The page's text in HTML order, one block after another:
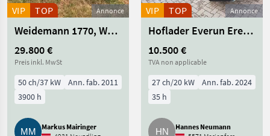
Vehicules
Agricoles
A Moteur
Chargeurs
De Ferme
CHOISIR
UNE
CATÉGORIE
Sonstige
104
Annonce
VIP TOP
Weidemann 1770, Wacker Neuson WL 30
29.800 €
Preis inkl. MwSt
50 ch/37 kW
Ann. fab. 2011
3900 h
Markus Mairinger
Annonce
VIP TOP
Hoflader Everun Erel05
10.500 €
TVA non applicable
27 ch/20 kW
Ann. fab. 2024
35 h
Hannes Neumann